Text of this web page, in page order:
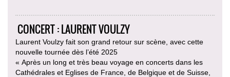
CONCERT : LAURENT VOULZY
Laurent Voulzy fait son grand retour sur scène, avec cette
nouvelle tournée dès l’été 2025
« Après un long et très beau voyage en concerts dans les
Cathédrales et Eglises de France, de Belgique et de Suisse,